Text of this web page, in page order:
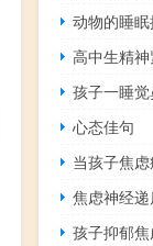
动物的睡
高中生精
孩子一睡
心态佳句
当孩子焦
焦虑神经
孩子抑郁